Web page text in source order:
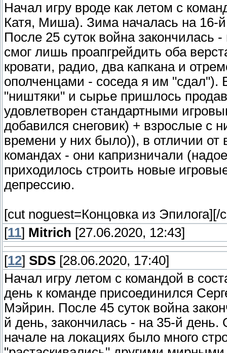
Начал игру вроде как летом с
Катя, Миша). Зима началась на 16-
После 25 суток война
смог лишь проапгрейдить оба
кровати, радио, два капкана и
ополченцами - соседа я им "сдал").
"ништяки" и сырье пришлось
удовлетворен стандартными
добавился снеговик) + взрослые с
времени у них было)), в отличии
командах - они капризничали
приходилось строить новые
депрессию.
[cut noguest=Концовка из Эпилога] [/
[11] Mitrich [27.06.2020, 12:43]
[12] SDS [28.06.2020, 17:40]
Начал игру летом с командой в
день к команде присоединился
Мэйрин. После 45 суток война
й день, закончилась - на 35-й
начале на локациях было много